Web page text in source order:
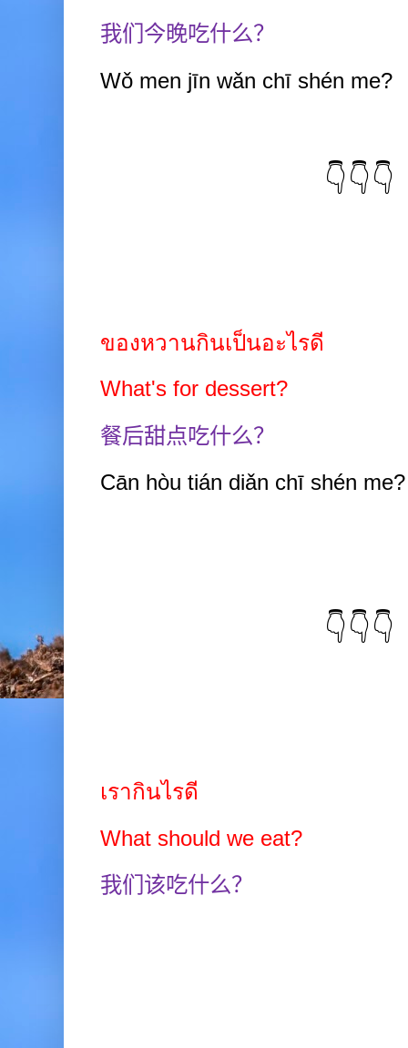
我们今晚吃什么？
Wǒ men jīn wǎn chī shén me?
👇👇👇
ของหวานกินเป็นอะไรดี
What's for dessert?
餐后甜点吃什么？
Cān hòu tián diǎn chī shén me?
👇👇👇
เรากินไรดี
What should we eat?
我们该吃什么？